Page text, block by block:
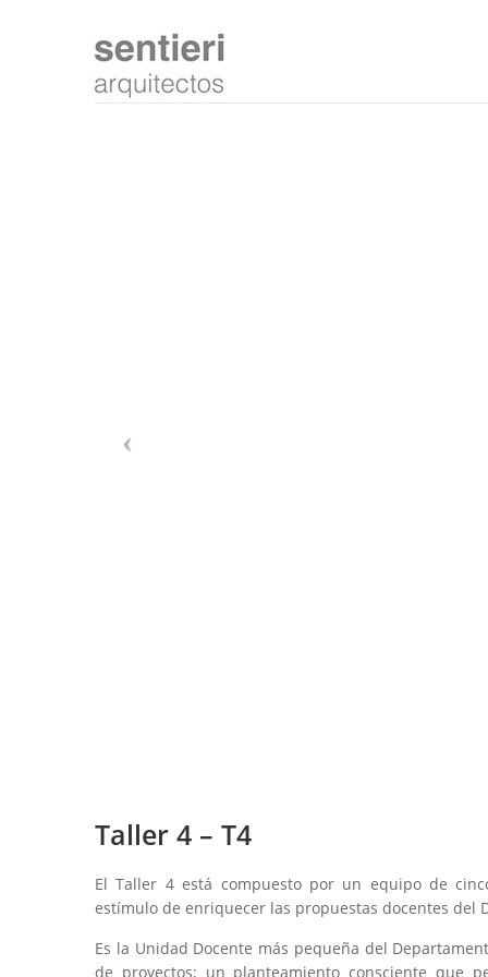
Taller 4 – T4
El Taller 4 está compuesto por un equipo de
estímulo de enriquecer las propuestas docentes del
Es la Unidad Docente más pequeña del
de proyectos; un planteamiento consciente que